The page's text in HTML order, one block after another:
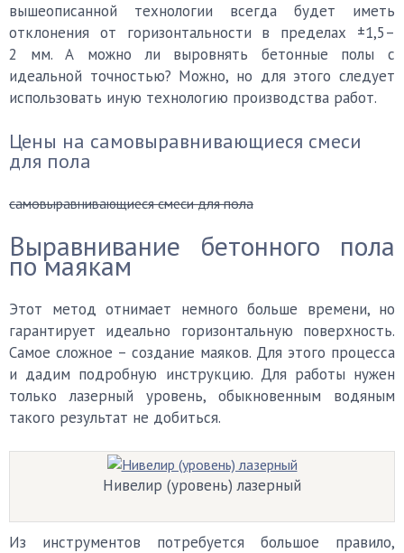
вышеописанной технологии всегда будет иметь
отклонения от горизонтальности в пределах ±1,5–
2 мм. А можно ли выровнять бетонные полы с
идеальной точностью? Можно, но для этого следует
использовать иную технологию производства работ.
Цены на самовыравнивающиеся смеси
для пола
самовыравнивающиеся смеси для пола
Выравнивание бетонного пола
по маякам
Этот метод отнимает немного больше времени, но
гарантирует идеально горизонтальную поверхность.
Самое сложное – создание маяков. Для этого процесса
и дадим подробную инструкцию. Для работы нужен
только лазерный уровень, обыкновенным водяным
такого результат не добиться.
Нивелир (уровень) лазерный
Из инструментов потребуется большое правило,